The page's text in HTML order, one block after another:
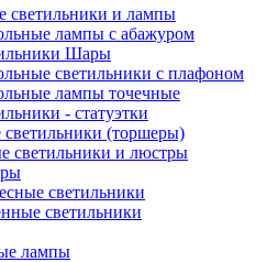
светильники и лампы
лампы с абажуром
Шары
светильники с плафоном
лампы точечные
- статуэтки
(торшеры)
светильники и люстры
светильники
светильники
лампы